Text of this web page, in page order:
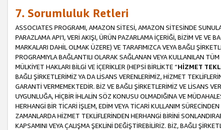
7. Sorumluluk Retleri
ASSOCIATES PROGRAMI, AMAZON SİTESİ, AMAZON SİTESİNDE
PARAZLAMA API’I, VERİ AKIŞI, ÜRÜN PAZARLAMA İÇERİĞİ, BİZİM VE VE
MARKALARI DAHİL OLMAK ÜZERE) VE TARAFIMIZCA VEYA BAĞLI
PROGRAMIYLA BAĞLANTILI OLARAK SAĞLANAN VEYA KULLANILAN
MÜLKİYET HAKLARI BİLGİ VE İÇERİKLER (HEPSİ BİRLİKTE “HİZMET
BAĞLI ŞİRKETLERİMİZ YA DA LİSANS VERENLERİMİZ, HİZMET
GARANTİ VERMEMEKTEDİR. BİZ VE BAĞLI ŞİRKETLERİMİZ VE LİSANS
UYGUNLUĞA, HİÇBİR İHLALİN SÖZ KONUSU OLMADIĞINA VE
HERHANGİ BİR TİCARİ İŞLEM, EDİM VEYA TİCARİ KULLANIM
ZAMANLARDA HİZMET TEKLİFLERİNDEN HERHANGİ BİRİNİ
KAPSAMINI VEYA ÇALIŞMA ŞEKLİNİ DEĞİŞTİREBİLİRİZ. BİZ, BAĞLI